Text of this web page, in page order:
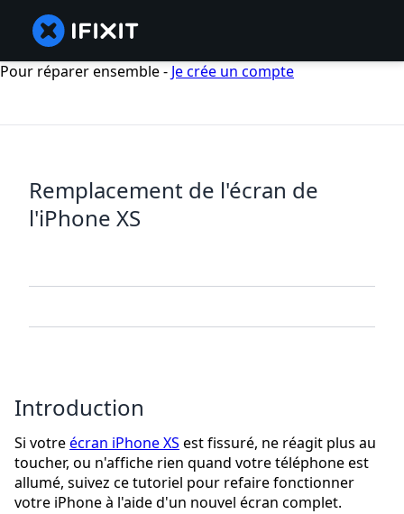
Pour réparer ensemble - Je crée un compte
Remplacement de l'écran de
l'iPhone XS
Introduction
Si votreécran iPhone XS est fissuré, ne réagit plus au
toucher, ou n'affiche rien quand votre téléphone est
allumé, suivez ce tutoriel pour refaire fonctionner
votre iPhone à l'aide d'un nouvel écran complet.